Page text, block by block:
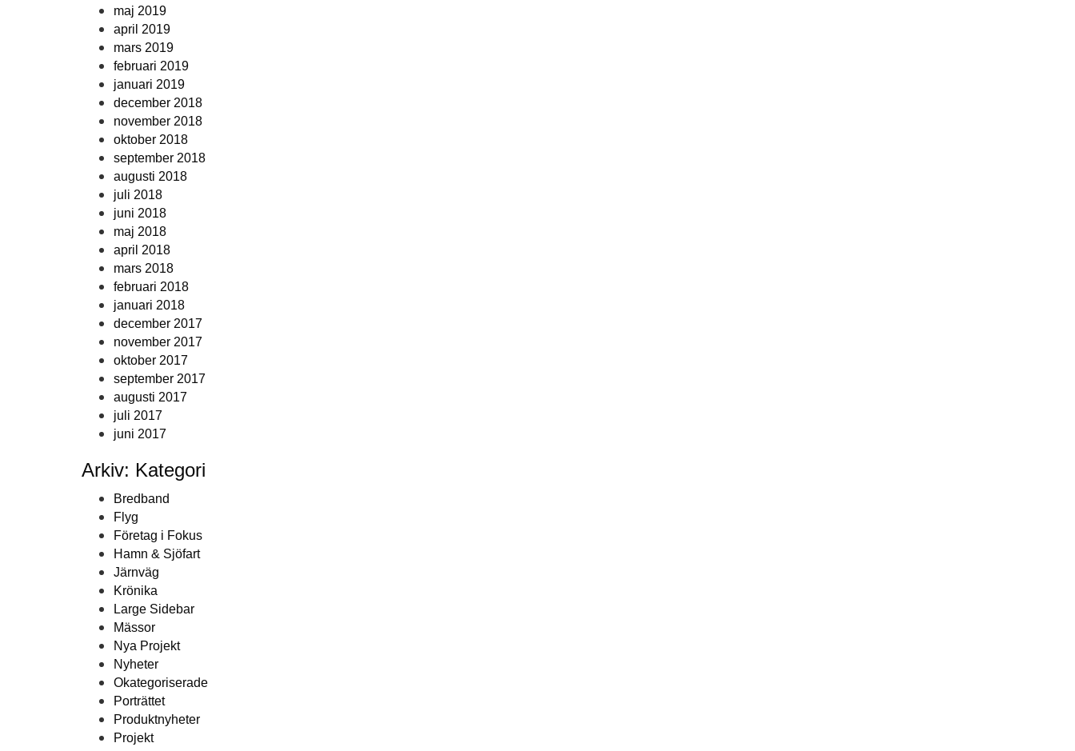
maj 2019
april 2019
mars 2019
februari 2019
januari 2019
december 2018
november 2018
oktober 2018
september 2018
augusti 2018
juli 2018
juni 2018
maj 2018
april 2018
mars 2018
februari 2018
januari 2018
december 2017
november 2017
oktober 2017
september 2017
augusti 2017
juli 2017
juni 2017
Arkiv: Kategori
Bredband
Flyg
Företag i Fokus
Hamn & Sjöfart
Järnväg
Krönika
Large Sidebar
Mässor
Nya Projekt
Nyheter
Okategoriserade
Porträttet
Produktnyheter
Projekt